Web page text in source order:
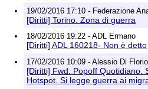
19/02/2016 17:10 - Federazione
[Diritti] Torino. Zona di guerra
18/02/2016 19:22 - ADL Ermano
[Diritti] ADL 160218- Non è detto
17/02/2016 10:09 - Alessio Di Florio
[Diritti] Fwd: Popoff Quotidiano.
Hotspot. Si legge guerra ai